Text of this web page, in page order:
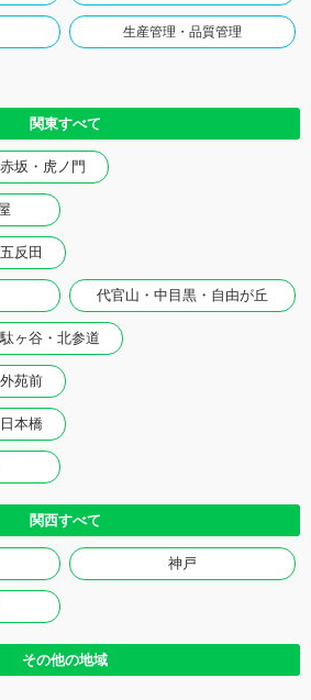
生産管理・品質管理
関東すべて
坂・虎ノ門
反田
代官山・中目黒・自由が丘
ヶ谷・北参道
苑前
本橋
関西すべて
神戸
その他の地域